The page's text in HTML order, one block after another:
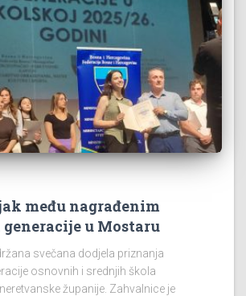
među nagrađenim
u Mostaru
svečana dodjela priznanja
osnovnih i srednjih škola
županije. Zahvalnice je